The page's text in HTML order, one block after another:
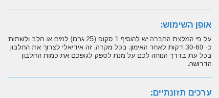
אופן השימוש:
על פי המלצת החברה יש להוסיף 1 סקופ (25 גרם) למים או חלב ולשתות
כ- 30-60 דקות לאחר האימון. בכל מקרה, זה אידיאלי לצרוך את החלבון
בכל עת בדרך הנוחה לכם על מנת לספק לגופכם את כמות החלבון
הדרושה.
ערכים תזונתיים: